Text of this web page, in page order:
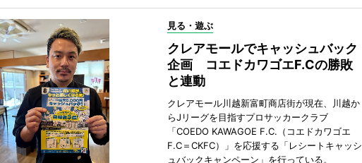
見る・遊ぶ
クレアモールでキャッシュバック
企画 コエドカワゴエF.Cの勝敗
と連動
クレアモール川越新富町商店街が現在、川越か
らJリーグを目指すプロサッカークラブ
「COEDO KAWAGOE F.C.（コエドカワゴエ
F.C＝CKFC）」を応援する「レシートキャッシ
ュバックキャンペーン」を行っている。